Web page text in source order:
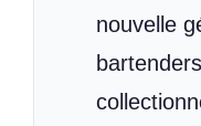
nouvelle